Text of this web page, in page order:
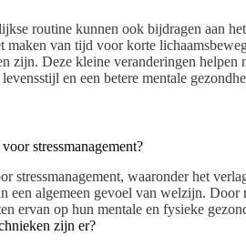
routine kunnen ook bijdragen aan
maken van tijd voor korte
zijn. Deze kleine veranderingen helpen
en een betere mentale
stressmanagement?
stressmanagement, waaronder het
een algemeen gevoel van welzijn. Door
ervan op hun mentale en fysieke
zijn er?